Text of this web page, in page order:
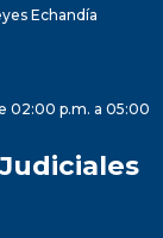
Echandía
02:00 p.m. a 05:00